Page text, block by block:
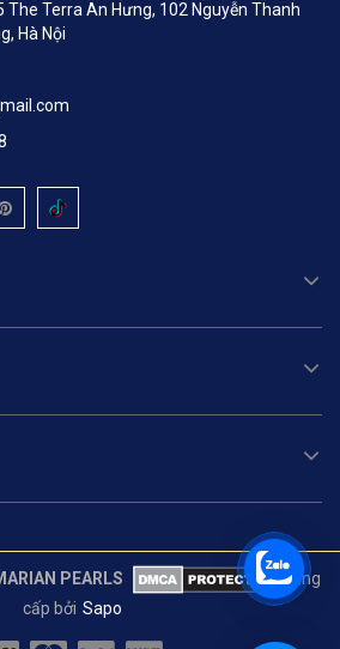
The Terra An Hưng, 102 Nguyễn Thanh
Hà Nội
PEARLS
Cung
cấp bởi Sapo